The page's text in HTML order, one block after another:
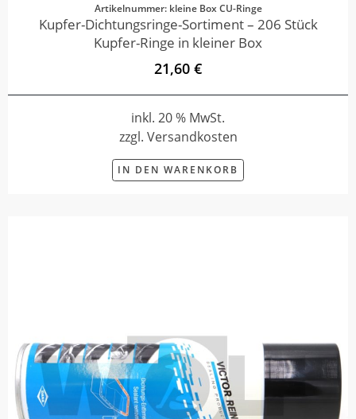
Artikelnummer: kleine Box CU-Ringe
Kupfer-Dichtungsringe-Sortiment – 206 Stück
Kupfer-Ringe in kleiner Box
21,60 €
inkl. 20 % MwSt.
zzgl. Versandkosten
IN DEN WARENKORB